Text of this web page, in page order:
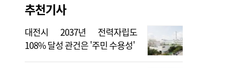
추천기사
대전시 2037년 전력자립도
108% 달성 관건은 '주민 수용성'